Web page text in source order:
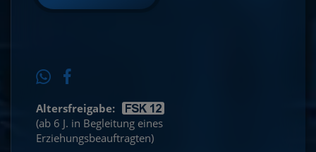
Altersfreigabe:
(ab 6 J. in Begleitung eines
Erziehungsbeauftragten)